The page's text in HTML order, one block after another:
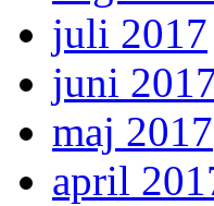
juli 2017
juni
maj 2017
april